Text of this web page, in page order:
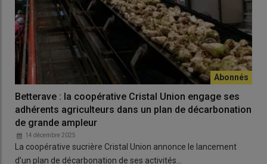
Betterave : la coopérative Cristal Union engage ses
adhérents agriculteurs dans un plan de décarbonation
de grande ampleur
14 décembre 2025
La coopérative sucrière Cristal Union annonce le lancement
d’un plan de décarbonation de ses activités…